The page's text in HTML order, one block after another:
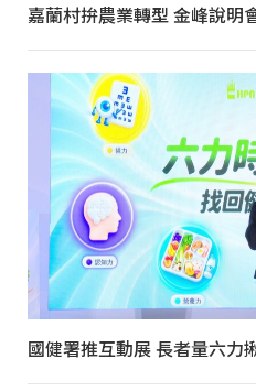
嘉蘭村拚農業轉型 金峰說明
國健署推互動展 長者量六力